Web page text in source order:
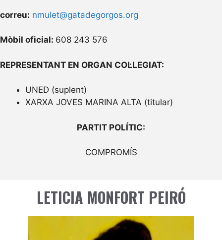
correu: nmulet@gatadegorgos.org
Mòbil oficial: 608 243 576
REPRESENTANT EN ORGAN COL·LEGIAT:
UNED (suplent)
XARXA JOVES MARINA ALTA (titular)
PARTIT POLÍTIC:
COMPROMÍS
LETICIA MONFORT PEIRÓ